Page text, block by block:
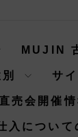
MUJIN
別 サ
売会開催情
入について